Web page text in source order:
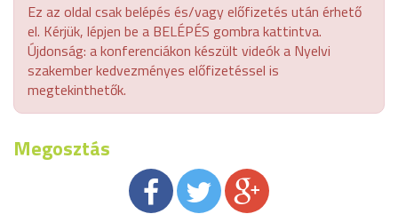
Ez az oldal csak belépés és/vagy előfizetés után érhető
el. Kérjük, lépjen be a BELÉPÉS gombra kattintva.
Újdonság: a konferenciákon készült videók a Nyelvi
szakember kedvezményes előfizetéssel is
megtekinthetők.
Megosztás